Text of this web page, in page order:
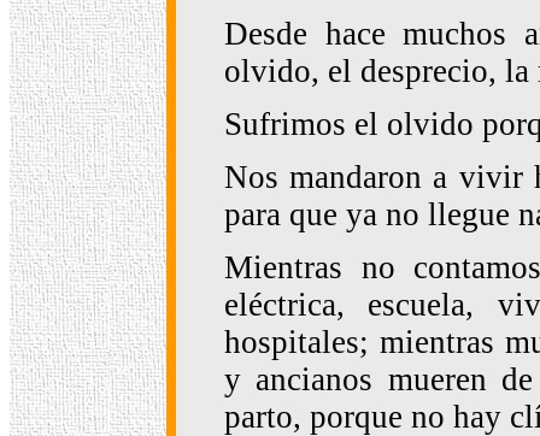
Desde hace muchos
olvido, el desprecio,
Sufrimos el olvido
Nos mandaron a vivir
para que ya no llegue
Mientras no
eléctrica, escuela,
hospitales; mientras
y ancianos mueren
parto, porque no hay